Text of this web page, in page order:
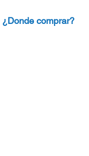
¿Donde comprar?